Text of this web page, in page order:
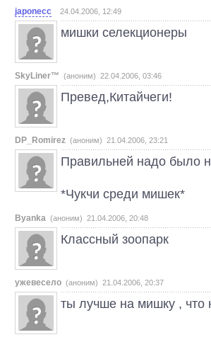
japonecc 24.04.2006, 12:49
мишки селекционеры
SkyLiner™ (аноним) 22.04.2006, 03:46
Превед,Китайчеги!
DP_Romirez (аноним) 21.04.2006, 23:21
Правильней надо было
*Чукчи среди мишек*
Byanka (аноним) 21.04.2006, 20:48
Классный зоопарк
ужевесело (аноним) 21.04.2006, 20:37
ты лучше на мишку , что